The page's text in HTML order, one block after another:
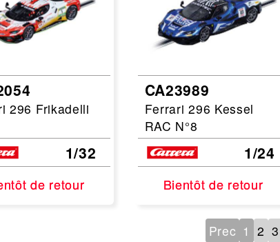
296 Frikadelli
1/32
de retour
de retour
CA23989
Ferrari 296 Kessel
RAC N°8
1/24
Bientôt de retour
Bientôt de retour
Prec 1 2 3